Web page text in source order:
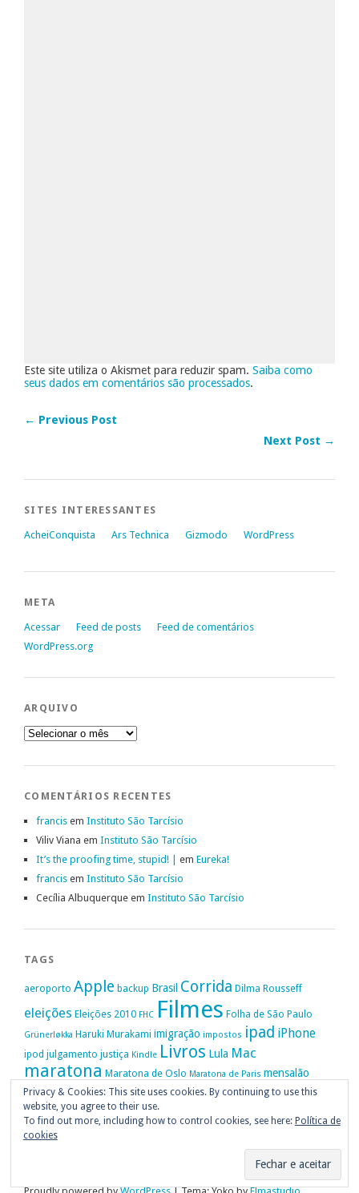
Este site utiliza o Akismet para reduzir spam. Saiba como
seus dados em comentários são processados.
← Previous Post
Next Post →
SITES INTERESSANTES
AcheiConquista Ars Technica Gizmodo WordPress
META
Acessar Feed de posts
Feed de comentários
WordPress.org
ARQUIVO
Arquivo
COMENTÁRIOS RECENTES
francis em Instituto São Tarcísio
Viliv Viana em Instituto São Tarcísio
It’s the proofing time, stupid! | em Eureka!
francis em Instituto São Tarcísio
Cecília Albuquerque em Instituto São Tarcísio
TAGS
aeroporto Apple backup Brasil Corrida Dilma Rousseff
eleições Eleições 2010 FHC Filmes Folha de São Paulo
Grünerløkka Haruki Murakami imigração impostos ipad iPhone
ipod julgamento justiça Kindle Livros Lula Mac
maratona Maratona de Oslo Maratona de Paris mensalão
movimento passe livre música nike Noruega OAB OiOsloPolítica
Portugal Privacidade protestos PT
Vitória da Conquista
Privacy & Cookies: This site uses cookies. By continuing to use this
website, you agree to their use.
To find out more, including how to control cookies, see here: Política de
cookies